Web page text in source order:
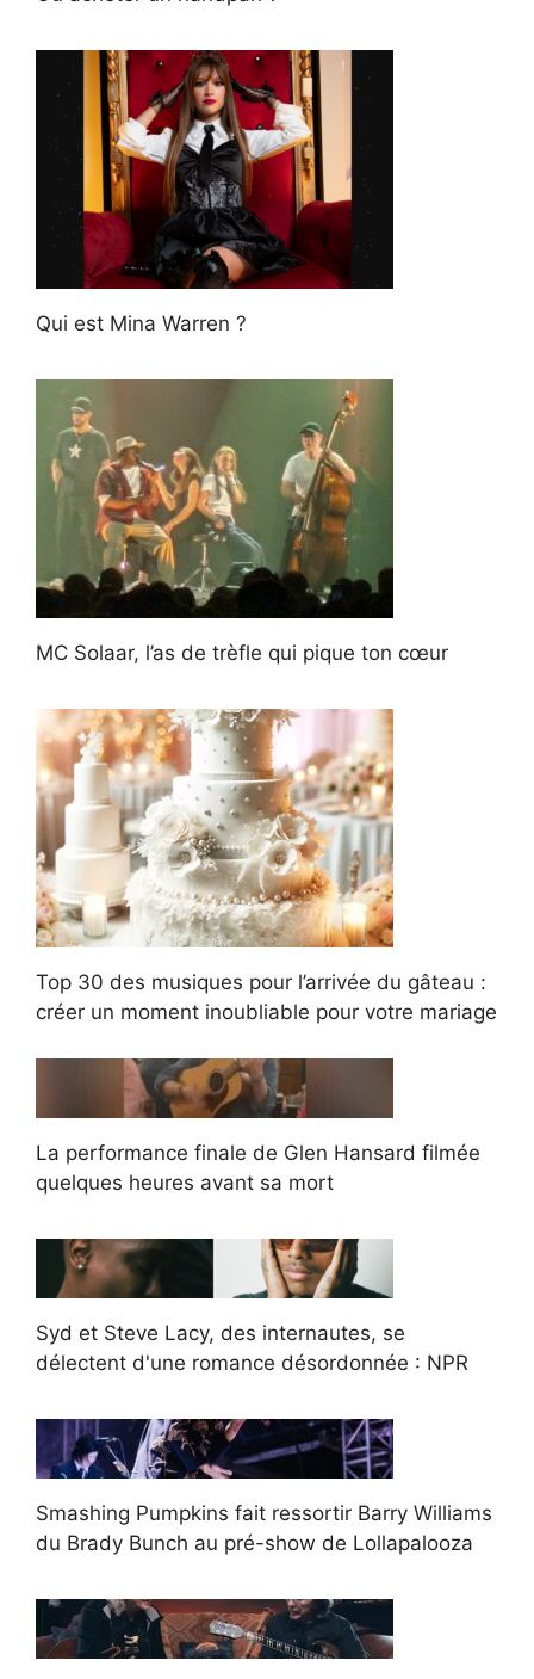
Qui est Mina Warren ?
MC Solaar, l’as de trèfle qui pique ton cœur
Top 30 des musiques pour l’arrivée du gâteau :
créer un moment inoubliable pour votre mariage
La performance finale de Glen Hansard filmée
quelques heures avant sa mort
Syd et Steve Lacy, des internautes, se
délectent d'une romance désordonnée : NPR
Smashing Pumpkins fait ressortir Barry Williams
du Brady Bunch au pré-show de Lollapalooza